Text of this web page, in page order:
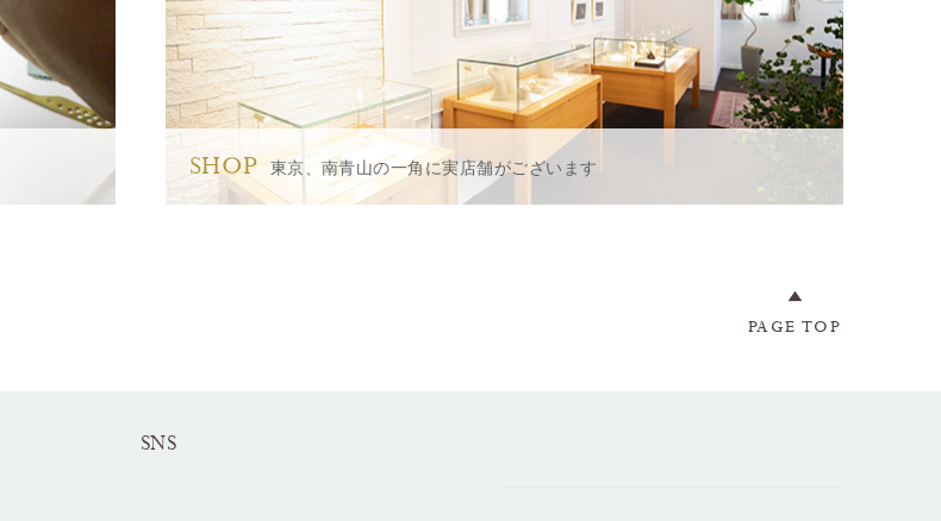
SHOP 東京、南青山の一角に実店舗がございます
PAGE TOP
SNS